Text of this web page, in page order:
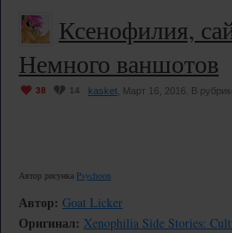
Ксенофилия,
Немного ваншотов
38 14 kasket , Март 16, 2016. В
Автор рисунка Psychoon
Автор: Goat Licker
Оригинал: Xenophilia Side Stories: